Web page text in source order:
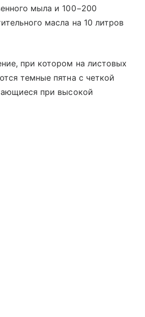
мыла и 100−200
масла на 10 литров
при котором на листовых
темные пятна с четкой
при высокой